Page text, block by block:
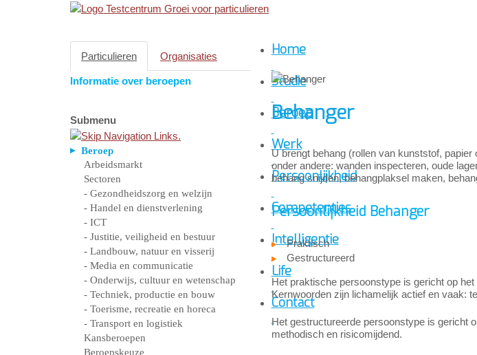
Particulieren Organisaties
Informatie over beroepen
Submenu
Beroep
Arbeidsmarkt
Sectoren
- Gezondheidszorg en welzijn
- Handel en dienstverlening
- ICT
- Justitie, veiligheid en bestuur
- Landbouw, natuur en visserij
- Media en communicatie
- Onderwijs, cultuur en wetenschap
- Techniek, productie en bouw
- Toerisme, recreatie en horeca
- Transport en logistiek
Kansberoepen
Beroepskeuze
Home
Studie
Beroep
Werk
Persoonlijkheid
Competenties
Intelligentie
Life
Contact
Behanger
U brengt behang (rollen van kunststof,
onder andere: wanden inspecteren, oude
behang snijden, behangplaksel maken,
Persoonlijkheid Behanger
Praktisch
Gestructureerd
Het praktische persoonstype is gericht op
Kernwoorden zijn lichamelijk actief en vaak:
Het gestructureerde persoonstype is gericht
methodisch en risicomijdend.